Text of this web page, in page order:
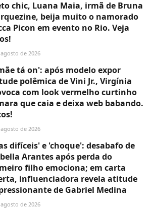
chic, Luana Maia, irmã de Bruna
beija muito o namorado
Picon em evento no Rio. Veja
de 2026
tá on': após modelo expor
polêmica de Vini Jr., Virgínia
com look vermelho curtinho
que caia e deixa web babando.
de 2026
difíceis' e 'choque': desabafo de
Arantes após perda do
filho emociona; em carta
influenciadora revela atitude
de Gabriel Medina
de 2026